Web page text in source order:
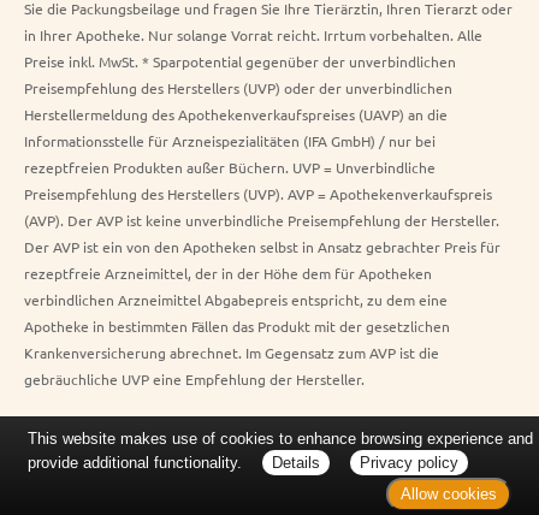
Sie die Packungsbeilage und fragen Sie Ihre Tierärztin, Ihren Tierarzt oder
in Ihrer Apotheke. Nur solange Vorrat reicht. Irrtum vorbehalten. Alle
Preise inkl. MwSt. * Sparpotential gegenüber der unverbindlichen
Preisempfehlung des Herstellers (UVP) oder der unverbindlichen
Herstellermeldung des Apothekenverkaufspreises (UAVP) an die
Informationsstelle für Arzneispezialitäten (IFA GmbH) / nur bei
rezeptfreien Produkten außer Büchern. UVP = Unverbindliche
Preisempfehlung des Herstellers (UVP). AVP = Apothekenverkaufspreis
(AVP). Der AVP ist keine unverbindliche Preisempfehlung der Hersteller.
Der AVP ist ein von den Apotheken selbst in Ansatz gebrachter Preis für
rezeptfreie Arzneimittel, der in der Höhe dem für Apotheken
verbindlichen Arzneimittel Abgabepreis entspricht, zu dem eine
Apotheke in bestimmten Fällen das Produkt mit der gesetzlichen
Krankenversicherung abrechnet. Im Gegensatz zum AVP ist die
gebräuchliche UVP eine Empfehlung der Hersteller.
This website makes use of cookies to enhance browsing experience and
provide additional functionality.
Details
Privacy policy
Allow cookies